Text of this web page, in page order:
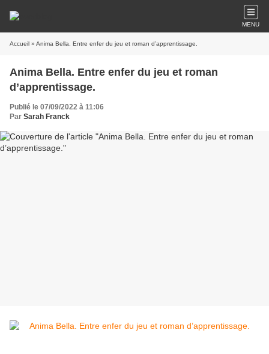
MENU
Accueil » Anima Bella. Entre enfer du jeu et roman d’apprentissage.
Anima Bella. Entre enfer du jeu et roman
d’apprentissage.
Publié le 07/09/2022 à 11:06
Par Sarah Franck